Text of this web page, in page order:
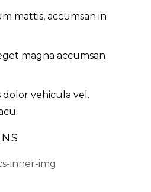
mattis, accumsan in
magna accumsan
dolor vehicula vel.